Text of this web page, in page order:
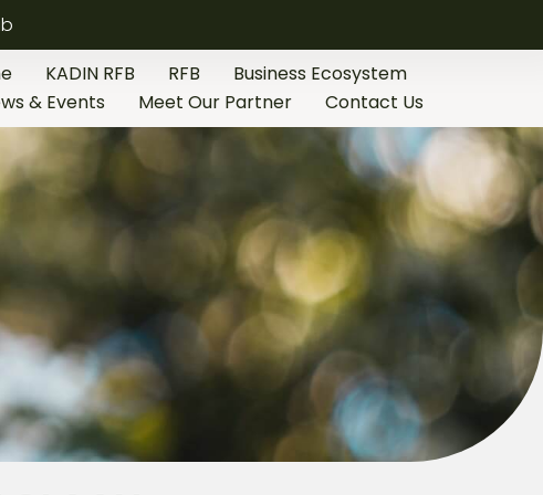
KADIN RFB RFB
Business Ecosystem
& Events
Meet Our Partner Contact Us